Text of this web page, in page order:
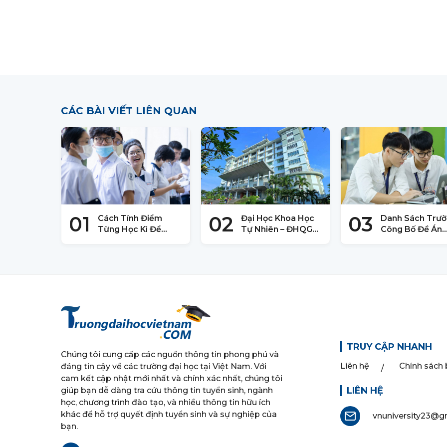
CÁC BÀI VIẾT LIÊN QUAN
01
Cách Tính Điểm
Từng Học Kì Để
02
Đại Học Khoa Học
Tự Nhiên – ĐHQG
03
Danh Sách
Công Bố Đề Án
Chúng tôi cung cấp các nguồn thông tin phong phú và
đáng tin cậy về các trường đại học tại Việt Nam. Với
cam kết cập nhật mới nhất và chính xác nhất, chúng tôi
giúp bạn dễ dàng tra cứu thông tin tuyển sinh, ngành
học, chương trình đào tạo, và nhiều thông tin hữu ích
khác để hỗ trợ quyết định tuyển sinh và sự nghiệp của
bạn.
TRUY CẬP NHANH
Liên hệ Chính
LIÊN HỆ